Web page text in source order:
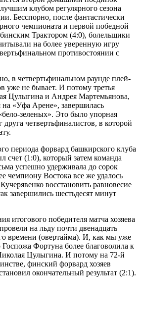
клубом регулярного сезона
Бесспорно, после фантастически
чемпионата и первой победной
Трактором (4:0), болельщики
на более уверенную игру
противостоянии с
в четвертьфинальном раунде плей-
уже не бывает. И потому третья
Цулыгина и Андрея Мартемьянова,
на «Уфа Арене», завершилась
зеленых». Это было упорная
четвертьфиналистов, в которой
периода форвард башкирского клуба
счет (1:0), который затем команда
успешно удерживала до сорок
чемпиону Востока все же удалось
восстановить равновесие
завершились шестьдесят минут
итогового победителя матча хозяева
на льду почти двенадцать
времени (овертайма). И, как мы уже
Госпожа Фортуна более благоволила к
Цулыгина. И потому на 72-й
финский форвард хозяев
окончательный результат (2:1).